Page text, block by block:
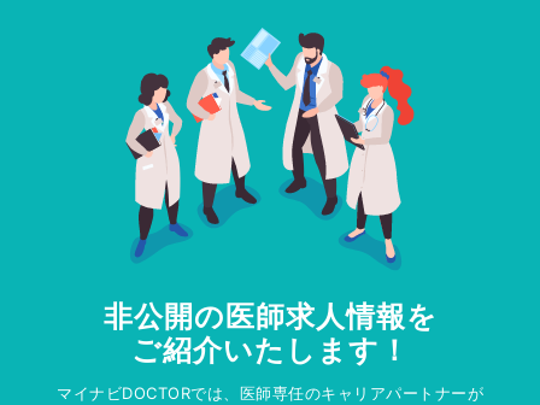
非公開の医師求人情報を
ご紹介いたします！
マイナビDOCTORでは、医師専任のキャリアパートナーが